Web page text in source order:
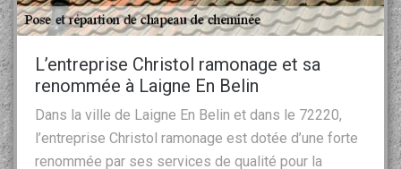
L’entreprise Christol ramonage et sa
renommée à Laigne En Belin
Dans la ville de Laigne En Belin et dans le 72220,
l’entreprise Christol ramonage est dotée d’une forte
renommée par ses services de qualité pour la